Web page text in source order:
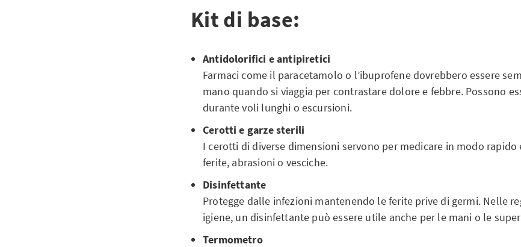
Kit di base:
Antidolorifici e antipiretici
Farmaci come il paracetamolo o l’ibuprofene dovrebbero essere
mano quando si viaggia per contrastare dolore e febbre. Possono
durante voli lunghi o escursioni.
Cerotti e garze sterili
I cerotti di diverse dimensioni servono per medicare in modo rapido
ferite, abrasioni o vesciche.
Disinfettante
Protegge dalle infezioni mantenendo le ferite prive di germi. Nelle
igiene, un disinfettante può essere utile anche per le mani o le
Termometro